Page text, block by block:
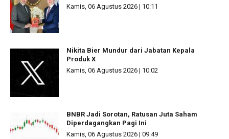
Kamis, 06 Agustus 2026 | 10:11
Nikita Bier Mundur dari Jabatan Kepala
Produk X
Kamis, 06 Agustus 2026 | 10:02
BNBR Jadi Sorotan, Ratusan Juta Saham
Diperdagangkan Pagi Ini
Kamis, 06 Agustus 2026 | 09:49